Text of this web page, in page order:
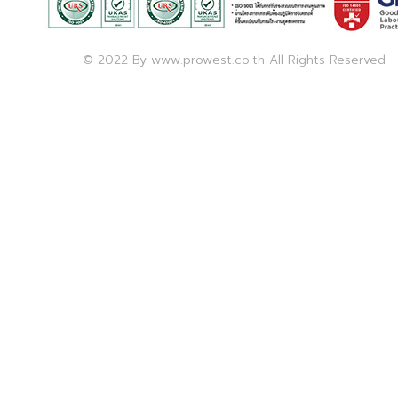
© 2022 By www.prowest.co.th All Rights Reserved